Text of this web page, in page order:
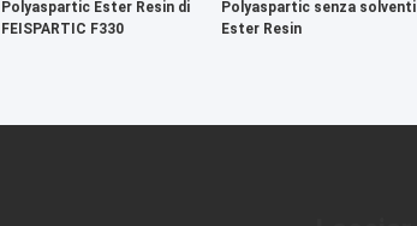
Polyaspartic Ester Resin di
FEISPARTIC F330
Polyaspartic senza solventi
Ester Resin